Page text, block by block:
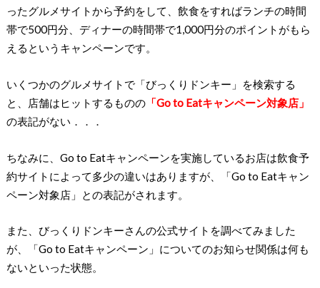
ったグルメサイトから予約をして、飲食をすればランチの時間
帯で500円分、ディナーの時間帯で1,000円分のポイントがもら
えるというキャンペーンです。
いくつかのグルメサイトで「びっくりドンキー」を検索する
と、店舗はヒットするものの「Go to Eatキャンペーン対象店」
の表記がない．．．
ちなみに、Go to Eatキャンペーンを実施しているお店は飲食予
約サイトによって多少の違いはありますが、「Go to Eatキャン
ペーン対象店」との表記がされます。
また、びっくりドンキーさんの公式サイトを調べてみました
が、「Go to Eatキャンペーン」についてのお知らせ関係は何も
ないといった状態。